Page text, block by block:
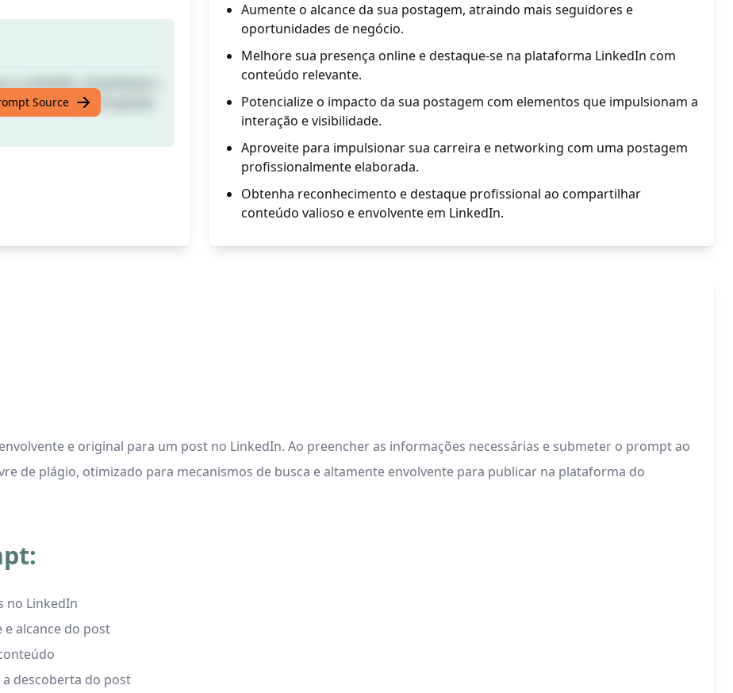
e emojis. Se gostar,
Source
Aumente o alcance da sua postagem, atraindo mais seguidores e
oportunidades de negócio.
Melhore sua presença online e destaque-se na plataforma LinkedIn com
conteúdo relevante.
Potencialize o impacto da sua postagem com elementos que impulsionam a
interação e visibilidade.
Aproveite para impulsionar sua carreira e networking com uma postagem
profissionalmente elaborada.
Obtenha reconhecimento e destaque profissional ao compartilhar
conteúdo valioso e envolvente em LinkedIn.
e original para um post no LinkedIn. Ao preencher as informações necessárias e submeter o prompt ao
de plágio, otimizado para mecanismos de busca e altamente envolvente para publicar na plataforma do
no LinkedIn
e alcance do post
descoberta do post